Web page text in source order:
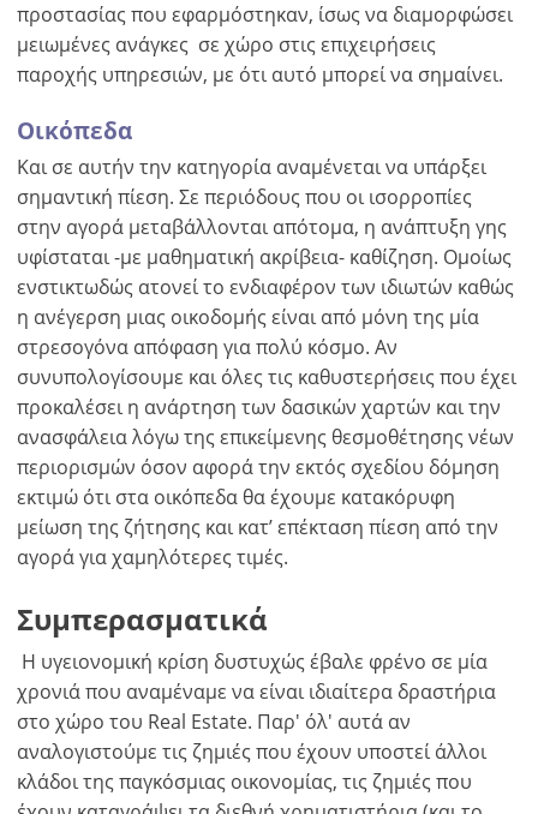
προστασίας που εφαρμόστηκαν, ίσως να διαμορφώσει
μειωμένες ανάγκες σε χώρο στις επιχειρήσεις
παροχής υπηρεσιών, με ότι αυτό μπορεί να σημαίνει.
Οικόπεδα
Και σε αυτήν την κατηγορία αναμένεται να υπάρξει
σημαντική πίεση. Σε περιόδους που οι ισορροπίες
στην αγορά μεταβάλλονται απότομα, η ανάπτυξη γης
υφίσταται -με μαθηματική ακρίβεια- καθίζηση. Ομοίως
ενστικτωδώς ατονεί το ενδιαφέρον των ιδιωτών καθώς
η ανέγερση μιας οικοδομής είναι από μόνη της μία
στρεσογόνα απόφαση για πολύ κόσμο. Αν
συνυπολογίσουμε και όλες τις καθυστερήσεις που έχει
προκαλέσει η ανάρτηση των δασικών χαρτών και την
ανασφάλεια λόγω της επικείμενης θεσμοθέτησης νέων
περιορισμών όσον αφορά την εκτός σχεδίου δόμηση
εκτιμώ ότι στα οικόπεδα θα έχουμε κατακόρυφη
μείωση της ζήτησης και κατ’ επέκταση πίεση από την
αγορά για χαμηλότερες τιμές.
Συμπερασματικά
Η υγειονομική κρίση δυστυχώς έβαλε φρένο σε μία
χρονιά που αναμέναμε να είναι ιδιαίτερα δραστήρια
στο χώρο του Real Estate. Παρ' όλ' αυτά αν
αναλογιστούμε τις ζημιές που έχουν υποστεί άλλοι
κλάδοι της παγκόσμιας οικονομίας, τις ζημιές που